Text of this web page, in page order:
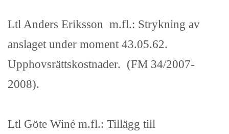
Ltl Anders Eriksson m.fl.: Strykning av
anslaget under moment 43.05.62.
Upphovsrättskostnader. (FM 34/2007-
2008).
Ltl Göte Winé m.fl.: Tillägg till